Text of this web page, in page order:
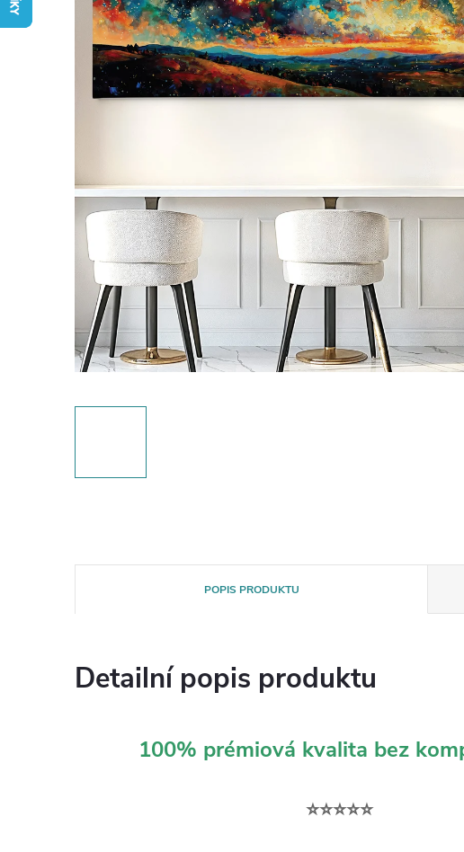
POPIS PRODUKTU
Detailní popis produktu
100% prémiová kvalita bez
⭐⭐⭐⭐⭐